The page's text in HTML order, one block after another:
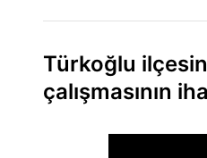
Türkoğlu
çalışmasının